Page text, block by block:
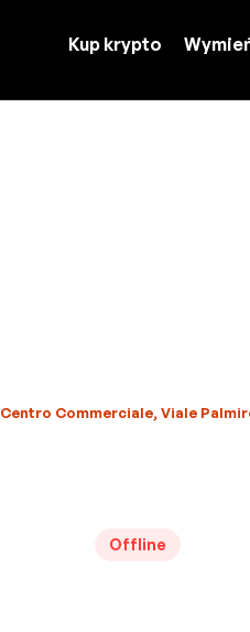
Kup krypto
Centro Commerciale, Viale
Offline